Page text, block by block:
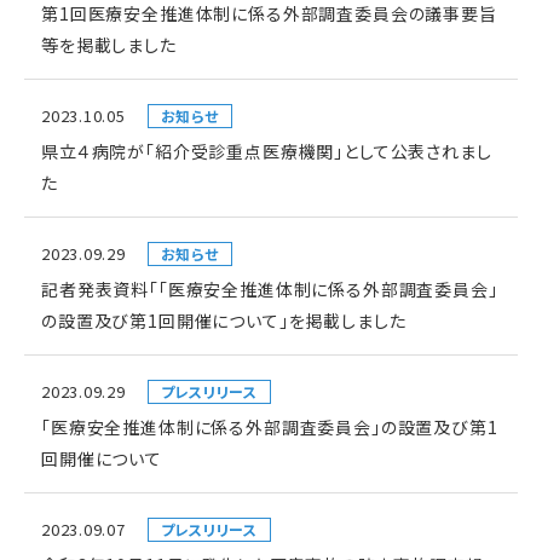
第1回医療安全推進体制に係る外部調査委員会の議事要旨
等を掲載しました
2023.10.05 お知らせ
県立４病院が「紹介受診重点医療機関」として公表されまし
た
2023.09.29 お知らせ
記者発表資料「「医療安全推進体制に係る外部調査委員会」
の設置及び第1回開催について」を掲載しました
2023.09.29 プレスリリース
「医療安全推進体制に係る外部調査委員会」の設置及び第1
回開催について
2023.09.07 プレスリリース